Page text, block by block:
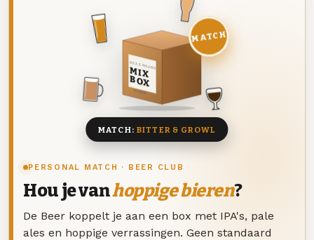
PERSONAL MATCH · BEER CLUB
Hou je vanhoppige bieren?
De Beer koppelt je aan een box met IPA's, pale
ales en hoppige verrassingen. Geen standaard
DEZE MAAND
MIX
BOX
8 BIEREN
MATCH
MATCH: BITTER & GROWL